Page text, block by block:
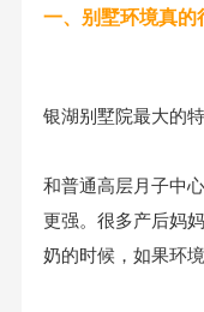
一、别墅环境真的
银湖别墅院最大的
和普通高层月子中
更强。很多产后妈
奶的时候，如果环